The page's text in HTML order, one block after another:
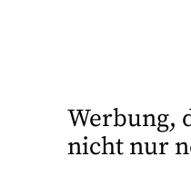
Werbung,
nicht nur